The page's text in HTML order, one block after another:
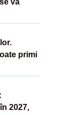
va
primi
2027,